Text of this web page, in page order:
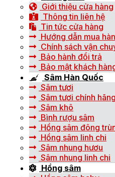
Giới thiệu cửa hàng
Thông tin liên hệ
Tin tức cửa hàng
Hướng dẫn mua
Chính sách vận
Bảo hành đổi trả
Bảo mật khách
Sâm Hàn Quốc
Sâm tươi
Sâm tươi chính hãng
Sâm khô
Bình rượu sâm
Hồng sâm đông
Hồng sâm linh chi
Sâm nhung hươu
Sâm nhung linh chi
Hồng sâm